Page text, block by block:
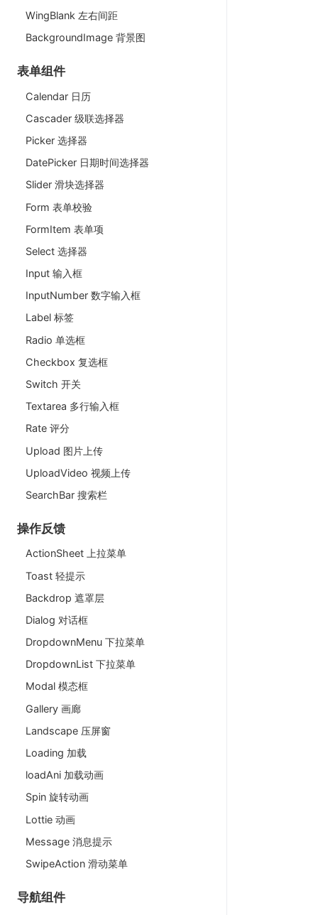
WingBlank 左右间距
BackgroundImage 背景图
表单组件
Calendar 日历
Cascader 级联选择器
Picker 选择器
DatePicker 日期时间选择器
Slider 滑块选择器
Form 表单校验
FormItem 表单项
Select 选择器
Input 输入框
InputNumber 数字输入框
Label 标签
Radio 单选框
Checkbox 复选框
Switch 开关
Textarea 多行输入框
Rate 评分
Upload 图片上传
UploadVideo 视频上传
SearchBar 搜索栏
操作反馈
ActionSheet 上拉菜单
Toast 轻提示
Backdrop 遮罩层
Dialog 对话框
DropdownMenu 下拉菜单
DropdownList 下拉菜单
Modal 模态框
Gallery 画廊
Landscape 压屏窗
Loading 加载
loadAni 加载动画
Spin 旋转动画
Lottie 动画
Message 消息提示
SwipeAction 滑动菜单
导航组件